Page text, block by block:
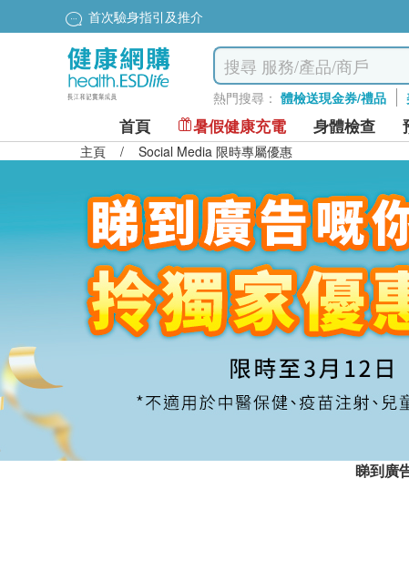
首次驗身指引及推介
熱門搜尋： 體檢送現金券/禮品
首頁 暑假健康充電 身體檢查
主頁 / Social Media 限時專屬優惠
睇到廣